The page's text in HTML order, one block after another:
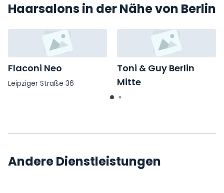
Haarsalons in der Nähe von Berlin
Flaconi Neo
Leipziger Straße 36
Toni & Guy Berlin
Mitte
Friedrichstraße 58
Andere Dienstleistungen